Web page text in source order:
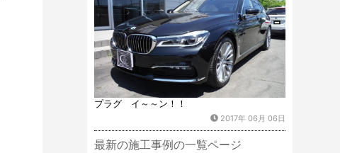
プラグ イ～～ン！！
2017年 06月 06日
最新の施工事例の一覧ページ